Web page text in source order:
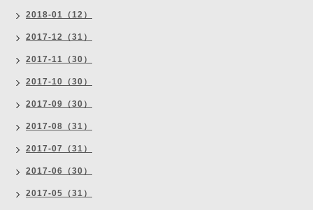
2018-01（12）
2017-12（31）
2017-11（30）
2017-10（30）
2017-09（30）
2017-08（31）
2017-07（31）
2017-06（30）
2017-05（31）